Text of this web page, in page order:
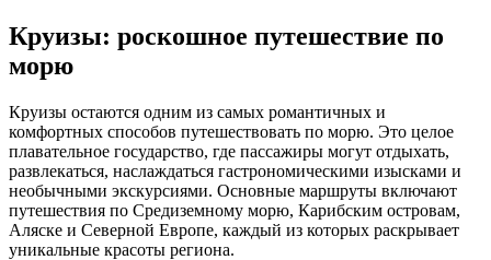
Круизы: роскошное путешествие по
морю
Круизы остаются одним из самых романтичных и
комфортных способов путешествовать по морю. Это целое
плавательное государство, где пассажиры могут отдыхать,
развлекаться, наслаждаться гастрономическими изысками и
необычными экскурсиями. Основные маршруты включают
путешествия по Средиземному морю, Карибским островам,
Аляске и Северной Европе, каждый из которых раскрывает
уникальные красоты региона.